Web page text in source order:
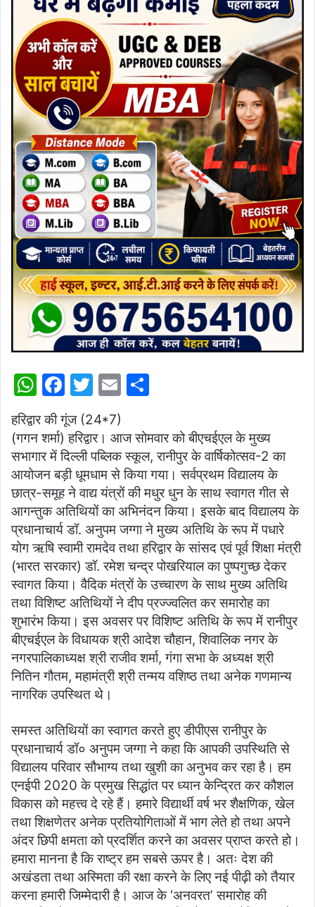
W
at
s
A
p
p
F
a
c
e
b
o
o
k
T
itt
er
E
ai
l
ar
e
हरिद्वार की गूंज (24*7)
(गगन शर्मा) हरिद्वार। आज सोमवार को बीएचईएल के मुख्य
सभागार में दिल्ली पब्लिक स्कूल, रानीपुर के वार्षिकोत्सव-2 का
आयोजन बड़ी धूमधाम से किया गया। सर्वप्रथम विद्यालय के
छात्र-समूह ने वाद्य यंत्रों की मधुर धुन के साथ स्वागत गीत से
आगन्तुक अतिथियों का अभिनंदन किया। इसके बाद विद्यालय के
प्रधानाचार्य डॉ. अनुपम जग्गा ने मुख्य अतिथि के रूप में पधारे
योग ऋषि स्वामी रामदेव तथा हरिद्वार के सांसद एवं पूर्व शिक्षा मंत्री
(भारत सरकार) डॉ. रमेश चन्द्र पोखरियाल का पुष्पगुच्छ देकर
स्वागत किया। वैदिक मंत्रों के उच्चारण के साथ मुख्य अतिथि
तथा विशिष्ट अतिथियों ने दीप प्रज्ज्वलित कर समारोह का
शुभारंभ किया। इस अवसर पर विशिष्ट अतिथि के रूप में रानीपुर
बीएचईएल के विधायक श्री आदेश चौहान, शिवालिक नगर के
नगरपालिकाध्यक्ष श्री राजीव शर्मा, गंगा सभा के अध्यक्ष श्री
नितिन गौतम, महामंत्री श्री तन्मय वशिष्ठ तथा अनेक गणमान्य
नागरिक उपस्थित थे।
समस्त अतिथियों का स्वागत करते हुए डीपीएस रानीपुर के
प्रधानाचार्य डॉ० अनुपम जग्गा ने कहा कि आपकी उपस्थिति से
विद्यालय परिवार सौभाग्य तथा खुशी का अनुभव कर रहा है। हम
एनईपी 2020 के प्रमुख सिद्धांत पर ध्यान केन्द्रित कर कौशल
विकास को महत्त्व दे रहे हैं। हमारे विद्यार्थी वर्ष भर शैक्षणिक, खेल
तथा शिक्षणेतर अनेक प्रतियोगिताओं में भाग लेते हो तथा अपने
अंदर छिपी क्षमता को प्रदर्शित करने का अवसर प्राप्त करते हो।
हमारा मानना है कि राष्ट्र हम सबसे ऊपर है। अतः देश की
अखंडता तथा अस्मिता की रक्षा करने के लिए नई पीढ़ी को तैयार
करना हमारी जिम्मेदारी है। आज के ‘अनवरत’ समारोह की